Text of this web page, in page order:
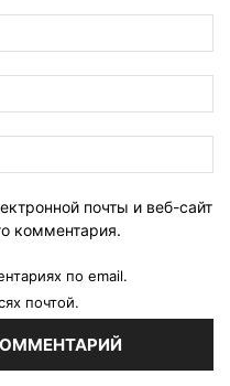
почты и веб-сайт
комментария.
по email.
почтой.